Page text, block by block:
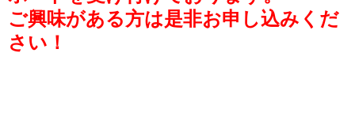
ご興味がある方は是非お申し込みくだ
さい！